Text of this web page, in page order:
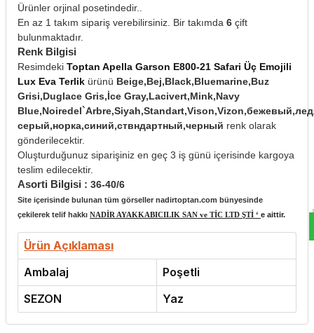
Ürünler orjinal posetindedir..
En az 1 takım sipariş verebilirsiniz. Bir takımda 6 çift
bulunmaktadır.
Renk Bilgisi
Resimdeki Toptan Apella Garson E800-21 Safari Üç Emojili
Lux Eva Terlik ürünü Beige,Bej,Black,Bluemarine,Buz
Grisi,Duglace Gris,İce Gray,Lacivert,Mink,Navy
серый,норка,синий,ствндартный,черный renk olarak
gönderilecektir.
Oluşturduğunuz siparişiniz en geç 3 iş günü içerisinde kargoya
teslim edilecektir.
Asorti Bilgisi : 36-40/6
Site içerisinde bulunan tüm görseller nadirtoptan.com bünyesinde
çekilerek telif hakkı NADİR AYAKKABICILIK SAN ve TİC LTD ŞTİ ‘ e aittir.
Ürün Açıklaması
Ambalaj
Poşetli
SEZON
Yaz